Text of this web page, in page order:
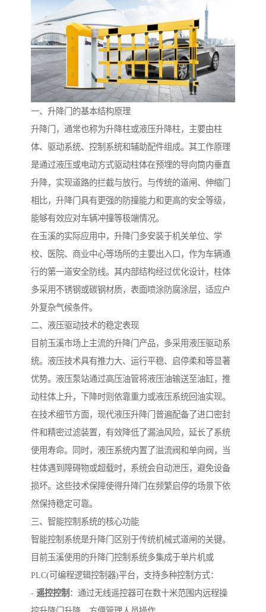
一、升降门的基本结构原理
升降门，通常也称为升降柱或液压升降柱，主要由柱
体、驱动系统、控制系统和辅助配件组成。其工作原理
是通过液压或电动方式驱动柱体在预埋的导向筒内垂直
升降，实现道路的拦截与放行。与传统的道闸、伸缩门
相比，升降门具有更强的防撞能力和更高的安全等级，
能够有效应对车辆冲撞等极端情况。
在玉溪的实际应用中，升降门多安装于机关单位、学
校、医院、商业中心等场所的主要出入口，作为车辆通
行的第一道安全防线。其内部结构经过优化设计，柱体
多采用不锈钢或碳钢材质，表面喷涂防腐涂层，适应户
外复杂气候条件。
二、液压驱动技术的稳定表现
目前玉溪市场上主流的升降门产品，多采用液压驱动系
统。液压技术具有推力大、运行平稳、启停柔和等显著
优势。液压泵站通过高压油管将液压油输送至油缸，推
动柱体上升，下降时则依靠重力或液压系统回油实现。
在技术细节方面，现代液压升降门普遍配备了进口密封
件和精密过滤装置，有效降低了漏油风险，延长了系统
使用寿命。同时，液压系统内置了溢流阀和单向阀，当
柱体遇到障碍物或超载时，系统会自动泄压，避免设备
损坏。这些技术保障使得升降门在频繁启停的场景下依
然保持稳定可靠。
三、智能控制系统的核心功能
智能控制系统是升降门区别于传统机械式道闸的关键。
目前玉溪使用的升降门控制系统多集成于单片机或
PLC(可编程逻辑控制器)平台，支持多种控制方式：
- 遥控控制 ：通过无线遥控器可在数十米范围内远程操